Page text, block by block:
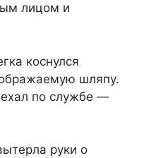
лицом и
коснулся
шляпу.
по службе —
руки о